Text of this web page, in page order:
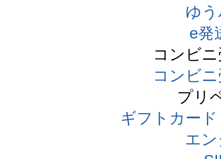
ゆ
e発
コンビ
コンビ
プリ
ギフトカー
エ